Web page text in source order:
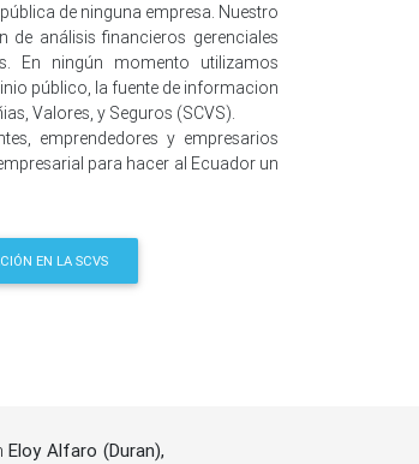
de ninguna empresa. Nuestro
análisis financieros gerenciales
En ningún momento utilizamos
público, la fuente de informacion
Valores, y Seguros (SCVS).
emprendedores y empresarios
para hacer al Ecuador un
EN LA SCVS
Eloy Alfaro (Duran),